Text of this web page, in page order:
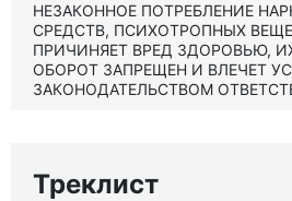
НЕЗАКОННОЕ ПОТРЕБЛЕНИЕ
СРЕДСТВ, ПСИХОТРОПНЫХ
ПРИЧИНЯЕТ ВРЕД ЗДОРОВЬЮ,
ОБОРОТ ЗАПРЕЩЕН И ВЛЕЧЕТ
ЗАКОНОДАТЕЛЬСТВОМ
Треклист